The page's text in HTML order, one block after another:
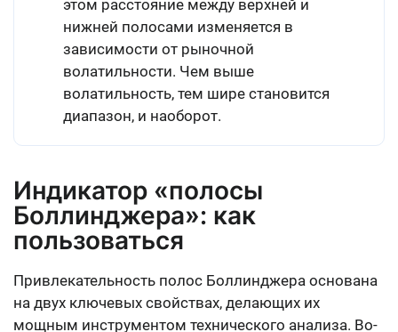
этом расстояние между верхней и
нижней полосами изменяется в
зависимости от рыночной
волатильности. Чем выше
волатильность, тем шире становится
диапазон, и наоборот.
Индикатор «полосы
Боллинджера»: как
пользоваться
Привлекательность полос Боллинджера основана
на двух ключевых свойствах, делающих их
мощным инструментом технического анализа. Во-